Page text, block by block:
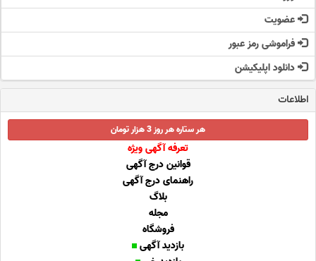
عضویت
فراموشی رمز عبور
دانلود اپلیکیشن
اطلاعات
هر ستاره هر روز 3 هزار تومان
تعرفه آگهی ویژه
قوانین درج آگهی
راهنمای درج آگهی
بلاگ
مجله
فروشگاه
بازدید آگهی